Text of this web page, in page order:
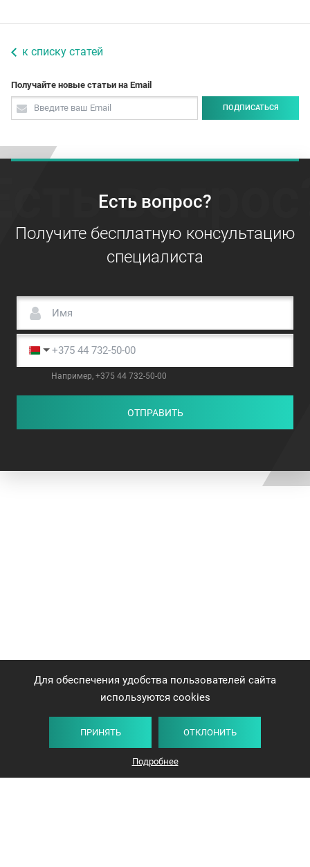
к списку статей
Получайте новые статьи на Email
ПОДПИСАТЬСЯ
Есть вопрос?
Получите бесплатную консультацию
специалиста
Например, +375 44 732-50-00
ОТПРАВИТЬ
Для обеспечения удобства пользователей сайта
используются cookies
ПРИНЯТЬ ОТКЛОНИТЬ
Подробнее